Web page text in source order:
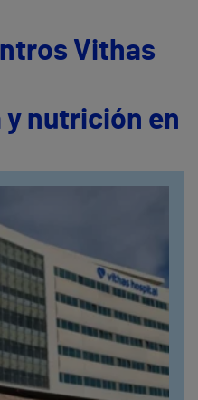
Vithas
nutrición en